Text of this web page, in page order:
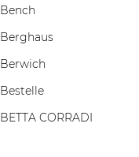
Bench
Berghaus
Berwich
Bestelle
BETTA CORRADI